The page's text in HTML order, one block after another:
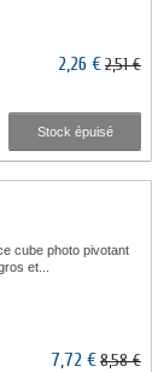
2,26 €2,51 €
Stock épuisé
cube photo pivotant
et...
7,72 €8,58 €